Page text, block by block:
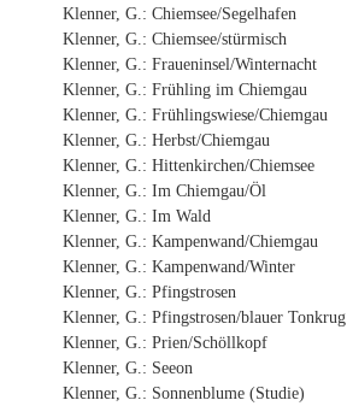
Klenner, G.: Chiemsee/Segelhafen
Klenner, G.: Chiemsee/stürmisch
Klenner, G.: Fraueninsel/Winternacht
Klenner, G.: Frühling im Chiemgau
Klenner, G.: Frühlingswiese/Chiemgau
Klenner, G.: Herbst/Chiemgau
Klenner, G.: Hittenkirchen/Chiemsee
Klenner, G.: Im Chiemgau/Öl
Klenner, G.: Im Wald
Klenner, G.: Kampenwand/Chiemgau
Klenner, G.: Kampenwand/Winter
Klenner, G.: Pfingstrosen
Klenner, G.: Pfingstrosen/blauer Tonkrug
Klenner, G.: Prien/Schöllkopf
Klenner, G.: Seeon
Klenner, G.: Sonnenblume (Studie)